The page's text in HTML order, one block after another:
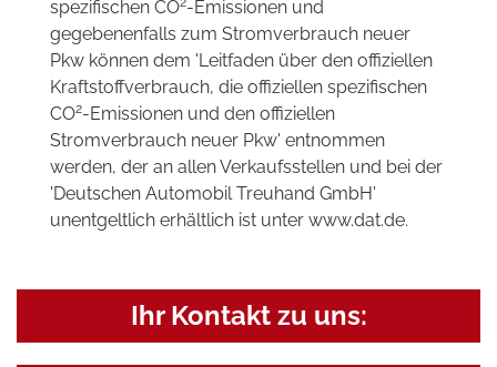
spezifischen CO -Emissionen und
gegebenenfalls zum Stromverbrauch neuer
Pkw können dem 'Leitfaden über den offiziellen
Kraftstoffverbrauch, die offiziellen spezifischen
CO2-Emissionen und den offiziellen
Stromverbrauch neuer Pkw' entnommen
werden, der an allen Verkaufsstellen und bei der
'Deutschen Automobil Treuhand GmbH'
unentgeltlich erhältlich ist unter www.dat.de.
Ihr Kontakt zu uns: